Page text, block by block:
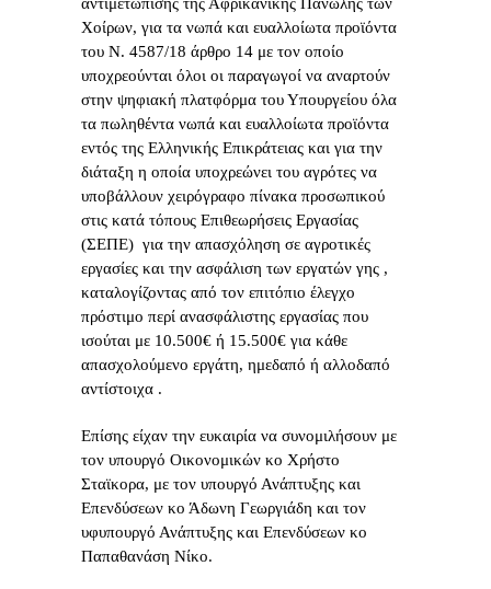
Χοίρων, για τα νωπά και ευαλλοίωτα προϊόντα
του Ν. 4587/18 άρθρο 14 με τον οποίο
υποχρεούνται όλοι οι παραγωγοί να αναρτούν
στην ψηφιακή πλατφόρμα του Υπουργείου όλα
τα πωληθέντα νωπά και ευαλλοίωτα προϊόντα
εντός της Ελληνικής Επικράτειας και για την
διάταξη η οποία υποχρεώνει του αγρότες να
υποβάλλουν χειρόγραφο πίνακα προσωπικού
στις κατά τόπους Επιθεωρήσεις Εργασίας
(ΣΕΠΕ) για την απασχόληση σε αγροτικές
εργασίες και την ασφάλιση των εργατών γης ,
καταλογίζοντας από τον επιτόπιο έλεγχο
πρόστιμο περί ανασφάλιστης εργασίας που
ισούται με 10.500€ ή 15.500€ για κάθε
απασχολούμενο εργάτη, ημεδαπό ή αλλοδαπό
αντίστοιχα .
Επίσης είχαν την ευκαιρία να συνομιλήσουν με
τον υπουργό Οικονομικών κο Χρήστο
Σταϊκορα, με τον υπουργό Ανάπτυξης και
Επενδύσεων κο Άδωνη Γεωργιάδη και τον
υφυπουργό Ανάπτυξης και Επενδύσεων κο
Παπαθανάση Νίκο.